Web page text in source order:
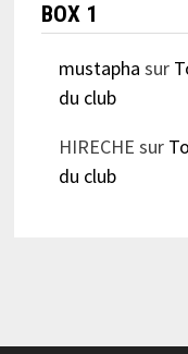
BOX 1
mustapha sur
du club
HIRECHE sur
du club